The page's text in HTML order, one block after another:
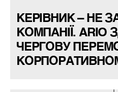
КЕРІВНИК – НЕ
КОМПАНІЇ. ARIO
ЧЕРГОВУ